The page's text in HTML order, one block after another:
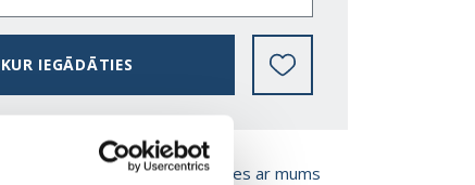
KUR IEGĀDĀTIES
Sazinies ar mums